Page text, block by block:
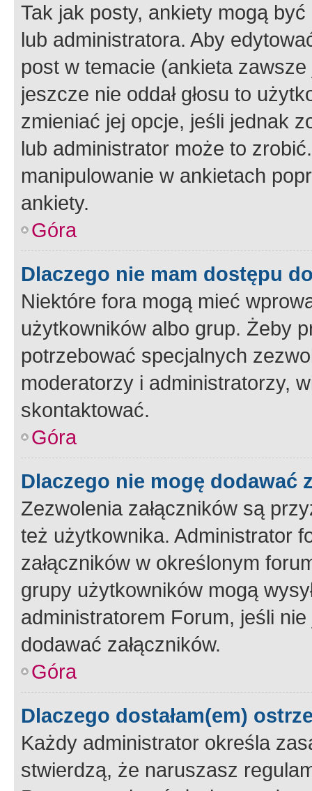
Tak jak posty, ankiety mogą
lub administratora. Aby
post w temacie (ankieta
jeszcze nie oddał głosu to
zmieniać jej opcje, jeśli jednak
lub administrator może to
manipulowanie w ankietach
ankiety.
Góra
Dlaczego nie mam dostępu
Niektóre fora mogą mieć
użytkowników albo grup. Żeby
potrzebować specjalnych
moderatorzy i administratorzy,
skontaktować.
Góra
Dlaczego nie mogę dodawać
Zezwolenia załączników są
też użytkownika. Administrator
załączników w określonym
grupy użytkowników mogą
administratorem Forum, jeśli
dodawać załączników.
Góra
Dlaczego dostałam(em)
Każdy administrator określa
stwierdzą, że naruszasz